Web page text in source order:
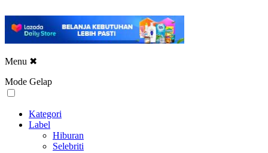
Menu ✖
Mode Gelap
Kategori
Label
Hiburan
Selebriti